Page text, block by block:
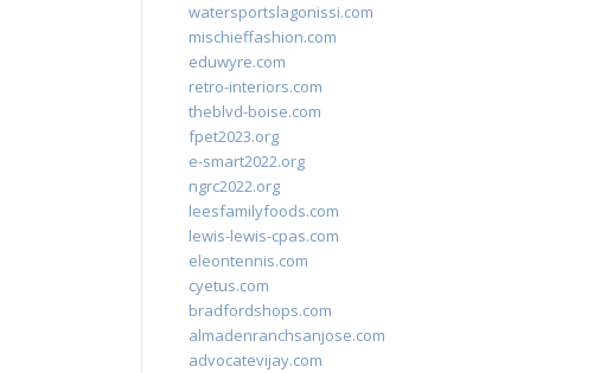
watersportslagonissi.com
mischieffashion.com
eduwyre.com
retro-interiors.com
theblvd-boise.com
fpet2023.org
e-smart2022.org
ngrc2022.org
leesfamilyfoods.com
lewis-lewis-cpas.com
eleontennis.com
cyetus.com
bradfordshops.com
almadenranchsanjose.com
advocatevijay.com